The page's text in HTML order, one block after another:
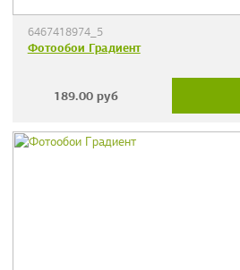
6467418974_5
Фотообои Градиент
189.00 руб